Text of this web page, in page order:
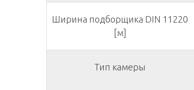
Ширина подборщика DIN 11220
[м]
Тип камеры